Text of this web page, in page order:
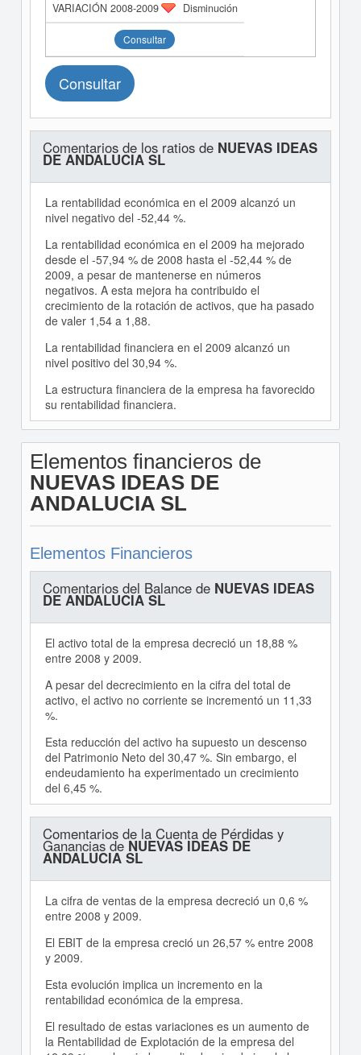
Disminución
Consultar
Consultar
Comentarios de los ratios de NUEVAS IDEAS
DE ANDALUCIA SL
La rentabilidad económica en el 2009 alcanzó un
nivel negativo del -52,44 %.
La rentabilidad económica en el 2009 ha mejorado
desde el -57,94 % de 2008 hasta el -52,44 % de
2009, a pesar de mantenerse en números
negativos. A esta mejora ha contribuido el
crecimiento de la rotación de activos, que ha pasado
de valer 1,54 a 1,88.
La rentabilidad financiera en el 2009 alcanzó un
nivel positivo del 30,94 %.
La estructura financiera de la empresa ha favorecido
su rentabilidad financiera.
Elementos financieros de
NUEVAS IDEAS DE
ANDALUCIA SL
Elementos Financieros
Comentarios del Balance de NUEVAS IDEAS
DE ANDALUCIA SL
El activo total de la empresa decreció un 18,88 %
entre 2008 y 2009.
A pesar del decrecimiento en la cifra del total de
activo, el activo no corriente se incrementó un 11,33
%.
Esta reducción del activo ha supuesto un descenso
del Patrimonio Neto del 30,47 %. Sin embargo, el
endeudamiento ha experimentado un crecimiento
del 6,45 %.
Comentarios de la Cuenta de Pérdidas y
Ganancias deNUEVAS IDEAS DE
ANDALUCIA SL
La cifra de ventas de la empresa decreció un 0,6 %
entre 2008 y 2009.
El EBIT de la empresa creció un 26,57 % entre 2008
y 2009.
Esta evolución implica un incremento en la
rentabilidad económica de la empresa.
El resultado de estas variaciones es un aumento de
la Rentabilidad de Explotación de la empresa del